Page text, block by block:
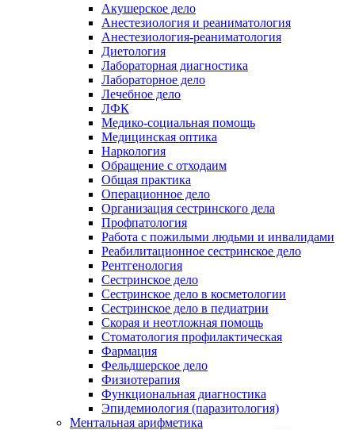
Акушерское дело
Анестезиология и реаниматология
Анестезиология-реаниматология
Диетология
Лабораторная диагностика
Лабораторное дело
Лечебное дело
ЛФК
Медико-социальная помощь
Медицинская оптика
Наркология
Обращение с отходаим
Общая практика
Операционное дело
Организация сестринского дела
Профпатология
Работа с пожилыми людьми и инвалидами
Реабилитационное сестринское дело
Рентгенология
Сестринское дело
Сестринское дело в косметологии
Сестринское дело в педиатрии
Скорая и неотложная помощь
Стоматология профилактическая
Фармация
Фельдшерское дело
Физиотерапия
Функциональная диагностика
Эпидемиология (паразитология)
Ментальная арифметика